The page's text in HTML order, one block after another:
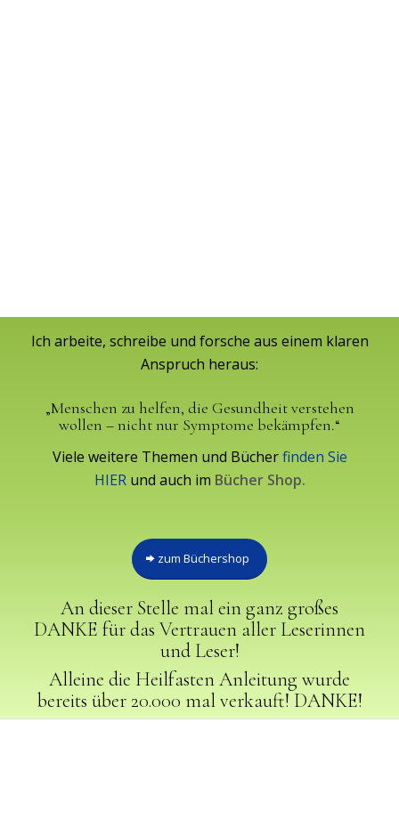
Ich arbeite, schreibe und forsche aus einem klaren
Anspruch heraus:
„Menschen zu helfen, die Gesundheit verstehen
wollen – nicht nur Symptome bekämpfen.“
Viele weitere Themen und Bücherfinden Sie
HIERund auch im Bücher Shop.
zum Büchershop
An dieser Stelle mal ein ganz großes
DANKE für das Vertrauen aller Leserinnen
und Leser!
Alleine die Heilfasten Anleitung wurde
bereits über 20.000 mal verkauft! DANKE!